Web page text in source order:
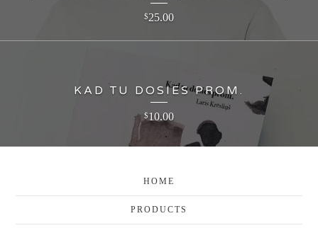
$25.00
KAD TU DOSIES PROM.
$10.00
HOME
PRODUCTS